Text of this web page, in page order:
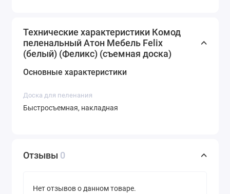
Технические характеристики Комод
пеленальный Атон Мебель Felix
(белый) (Феликс) (съемная доска)
Основные характеристики
Доска для пеленания
Быстросъемная, накладная
Отзывы 0
Нет отзывов о данном товаре.